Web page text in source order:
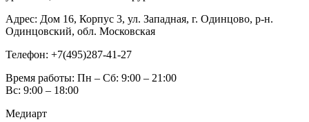
Адрес: Дом 16, Корпус 3, ул. Западная, г. Одинцово, р-н.
Одинцовский, обл. Московская
Телефон: +7(495)287-41-27
Время работы: Пн – Сб: 9:00 – 21:00
Вс: 9:00 – 18:00
Медиарт